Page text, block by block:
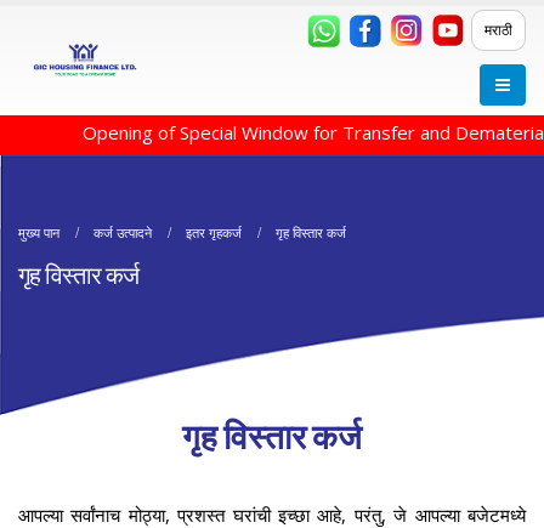
मराठी
Opening of Special Window for Transfer and
मुख्य पान कर्ज उत्पादने इतर गृहकर्ज गृह विस्तार कर्ज
गृह विस्तार कर्ज
गृह विस्तार कर्ज
आपल्या सर्वांनाच मोठ्या, प्रशस्त घरांची इच्छा आहे, परंतु, जे आपल्या बजेटमध्ये